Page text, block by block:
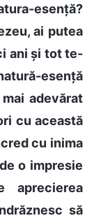
esență?
ai putea
ani și tot te-
esență
adevărat
cu această
cu inima
o impresie
aprecierea
să